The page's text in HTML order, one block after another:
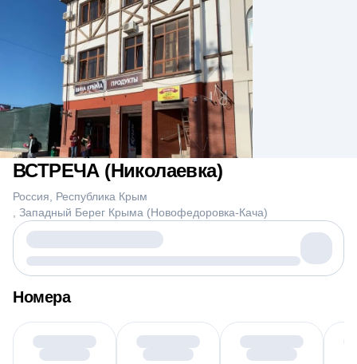
ВСТРЕЧА (Николаевка)
Россия
Республика Крым
Западный Берег Крыма (Новофедоровка-Кача)
Номера